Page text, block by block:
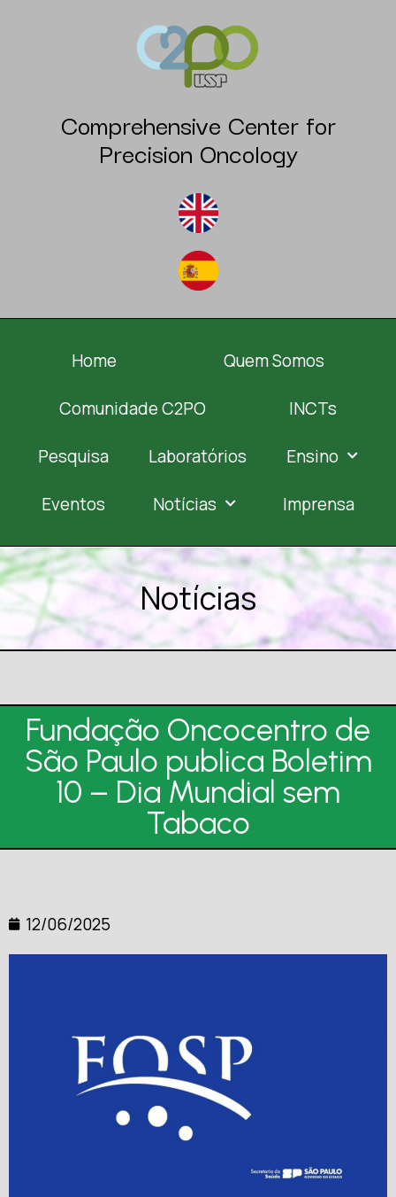
Comprehensive Center for
Precision Oncology
Home Quem Somos
Comunidade C2PO INCTs
Pesquisa Laboratórios Ensino
Eventos Notícias Imprensa
Notícias
Fundação Oncocentro de
São Paulo publica Boletim
10 – Dia Mundial sem
Tabaco
12/06/2025